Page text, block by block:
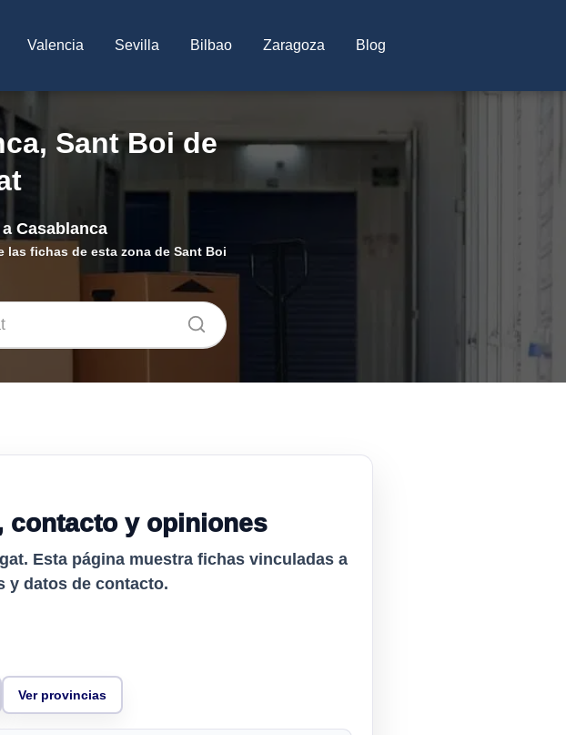
Valencia Sevilla Bilbao Zaragoza Blog
Sant Boi de
Casablanca
fichas de esta zona de Sant Boi
contacto y opiniones
Esta página muestra fichas vinculadas a
y datos de contacto.
Ver provincias